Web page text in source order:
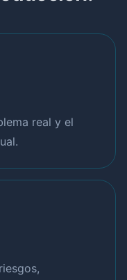
real y el